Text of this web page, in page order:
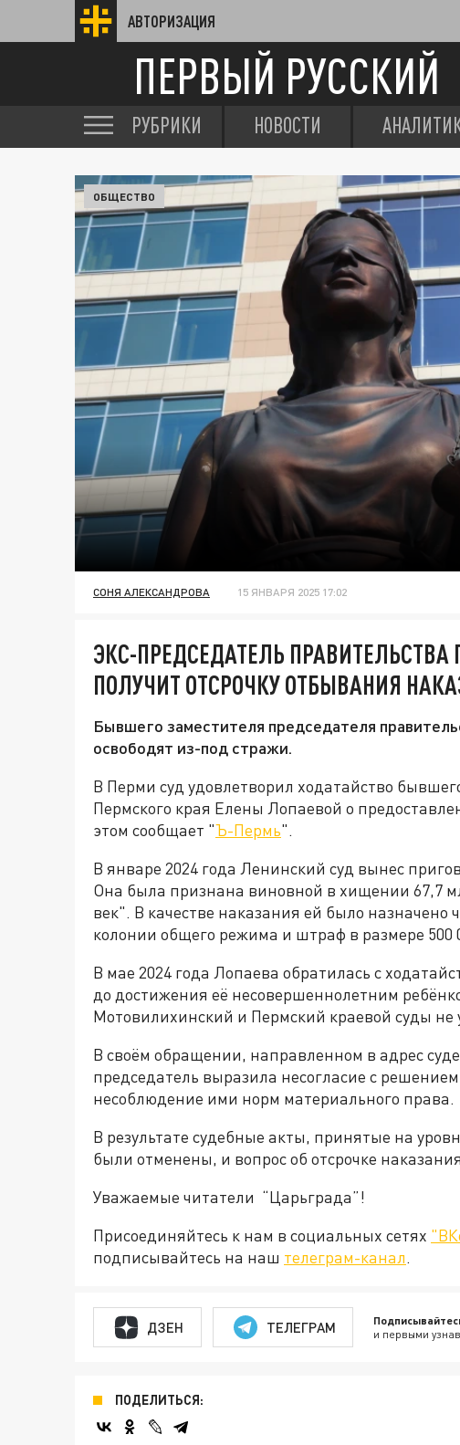
АВТОРИЗАЦИЯ
ПЕРВЫЙ РУССКИЙ
РУБРИКИ НОВОСТИ
ОБЩЕСТВО
СОНЯ АЛЕКСАНДРОВА 15 ЯНВАРЯ 2025 17:02
ЭКС-ПРЕДСЕДАТЕЛЬ ПРАВИТЕЛЬСТВА
ПОЛУЧИТ ОТСРОЧКУ ОТБЫВАНИЯ
Бывшего заместителя председателя
освободят из-под стражи.
В Перми суд удовлетворил ходатайство
Пермского края Елены Лопаевой о
этом сообщает "Ъ-Пермь".
В январе 2024 года Ленинский суд вынес
Она была признана виновной в хищении 67,7
век". В качестве наказания ей было
колонии общего режима и штраф в размере 500
В мае 2024 года Лопаева обратилась с
до достижения её несовершеннолетним
Мотовилихинский и Пермский краевой суды не
В своём обращении, направленном в адрес
председатель выразила несогласие с
несоблюдение ими норм материального права.
В результате судебные акты, принятые на
были отменены, и вопрос об отсрочке
Уважаемые читатели “Царьграда”!
Присоединяйтесь к нам в социальных сетях
подписывайтесь на наш телеграм-канал.
ДЗЕН ТЕЛЕГРАМ и первыми
ПОДЕЛИТЬСЯ: